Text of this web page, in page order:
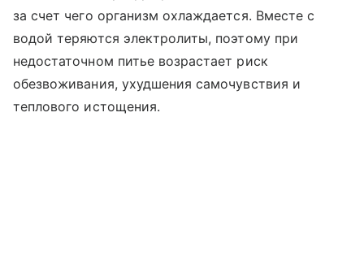
за счет чего организм охлаждается. Вместе с
водой теряются электролиты, поэтому при
недостаточном питье возрастает риск
обезвоживания, ухудшения самочувствия и
теплового истощения.